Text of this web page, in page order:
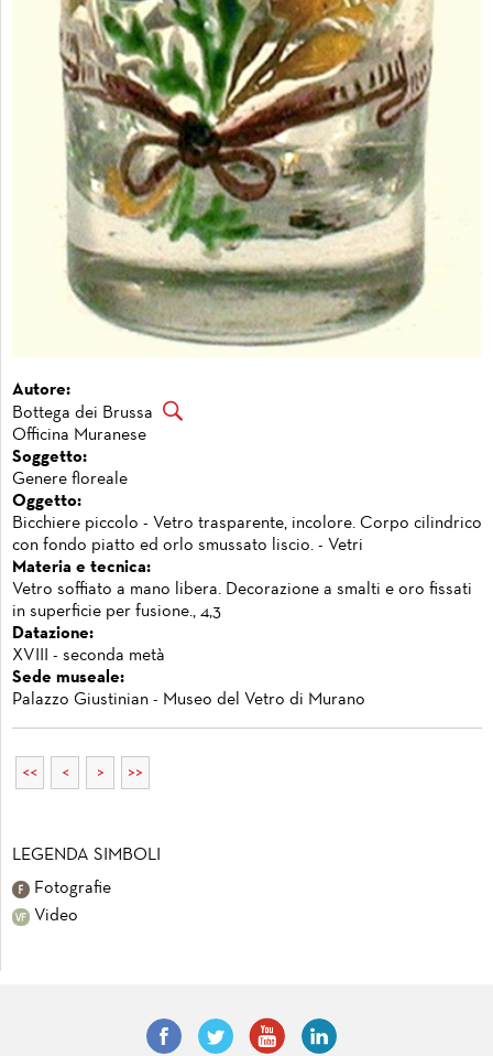
Autore:
Bottega dei Brussa
Officina Muranese
Soggetto:
Genere floreale
Oggetto:
Bicchiere piccolo - Vetro trasparente, incolore. Corpo cilindrico
con fondo piatto ed orlo smussato liscio. - Vetri
Materia e tecnica:
Vetro soffiato a mano libera. Decorazione a smalti e oro fissati
in superficie per fusione., 4,3
Datazione:
XVIII - seconda metà
Sede museale:
Palazzo Giustinian - Museo del Vetro di Murano
<< < > >>
LEGENDA SIMBOLI
Fotografie
Video